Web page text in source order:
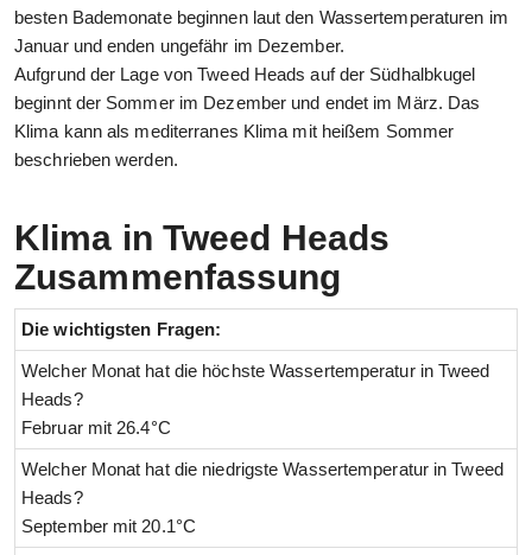
besten Bademonate beginnen laut den Wassertemperaturen im
Januar und enden ungefähr im Dezember.
Aufgrund der Lage von Tweed Heads auf der Südhalbkugel
beginnt der Sommer im Dezember und endet im März. Das
Klima kann als mediterranes Klima mit heißem Sommer
beschrieben werden.
Klima in Tweed Heads
Zusammenfassung
Die wichtigsten Fragen:
Welcher Monat hat die höchste Wassertemperatur in Tweed
Heads?
Februar mit 26.4°C
Welcher Monat hat die niedrigste Wassertemperatur in Tweed
Heads?
September mit 20.1°C